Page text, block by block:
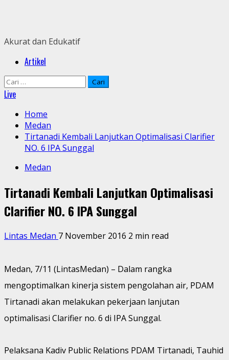
Akurat dan Edukatif
PrimaryArtikel
Cari
untuk:
Live
Home
Medan
Tirtanadi Kembali Lanjutkan Optimalisasi Clarifier
NO. 6 IPA Sunggal
Medan
Tirtanadi Kembali Lanjutkan Optimalisasi
Clarifier NO. 6 IPA Sunggal
Lintas Medan 7 November 2016 2 min read
Medan, 7/11 (LintasMedan) – Dalam rangka
mengoptimalkan kinerja sistem pengolahan air, PDAM
Tirtanadi akan melakukan pekerjaan lanjutan
optimalisasi Clarifier no. 6 di IPA Sunggal.
Pelaksana Kadiv Public Relations PDAM Tirtanadi, Tauhid